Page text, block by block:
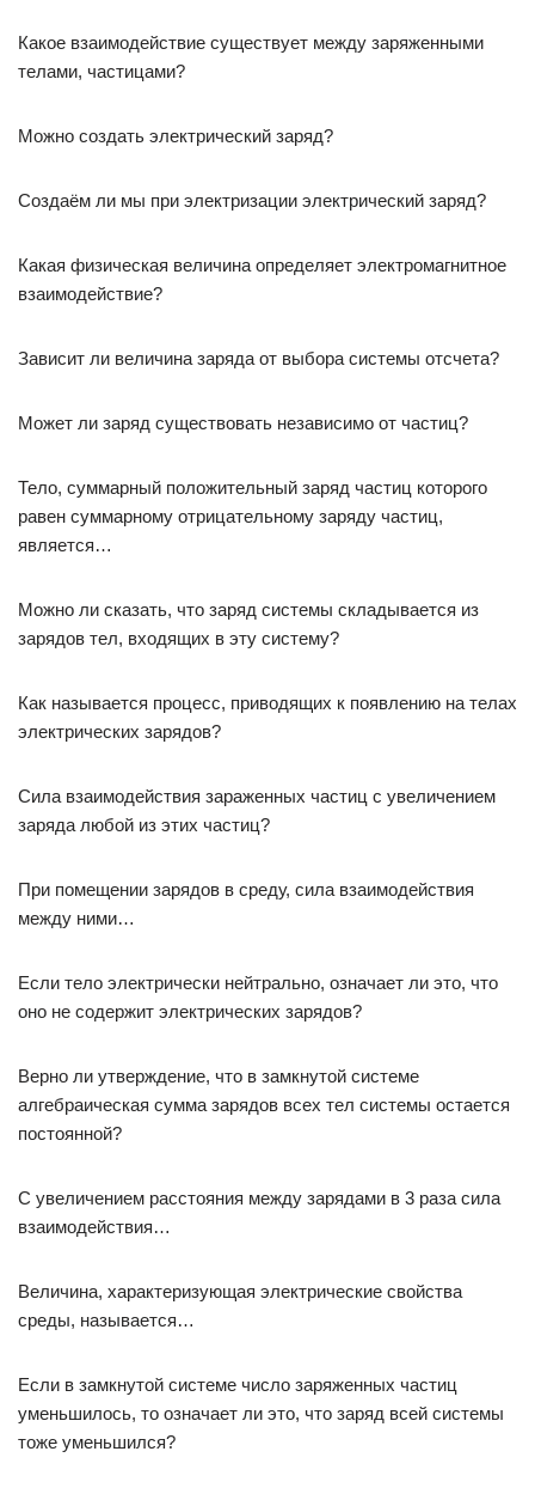
Какое взаимодействие существует между заряженными
телами, частицами?
Можно создать электрический заряд?
Создаём ли мы при электризации электрический заряд?
Какая физическая величина определяет электромагнитное
взаимодействие?
Зависит ли величина заряда от выбора системы отсчета?
Может ли заряд существовать независимо от частиц?
Тело, суммарный положительный заряд частиц которого
равен суммарному отрицательному заряду частиц,
является…
Можно ли сказать, что заряд системы складывается из
зарядов тел, входящих в эту систему?
Как называется процесс, приводящих к появлению на телах
электрических зарядов?
Сила взаимодействия зараженных частиц с увеличением
заряда любой из этих частиц?
При помещении зарядов в среду, сила взаимодействия
между ними…
Если тело электрически нейтрально, означает ли это, что
оно не содержит электрических зарядов?
Верно ли утверждение, что в замкнутой системе
алгебраическая сумма зарядов всех тел системы остается
постоянной?
С увеличением расстояния между зарядами в 3 раза сила
взаимодействия…
Величина, характеризующая электрические свойства
среды, называется…
Если в замкнутой системе число заряженных частиц
уменьшилось, то означает ли это, что заряд всей системы
тоже уменьшился?